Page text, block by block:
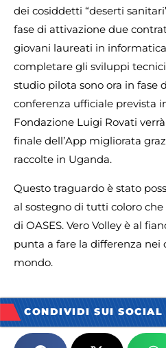
dei cosiddetti “deserti
fase di attivazione due
giovani laureati in
completare gli sviluppi
studio pilota sono ora in fase
conferenza ufficiale prevista
Fondazione Luigi Rovati
finale dell’App migliorata
raccolte in Uganda.
Questo traguardo è stato
al sostegno di tutti coloro
di OASES. Vero Volley è al
punta a fare la differenza nei
mondo.
CONDIVIDI SUI SOCIAL